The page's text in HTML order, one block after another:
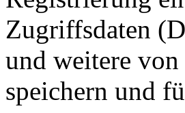
Zugriffsdaten
und weitere
speichern und